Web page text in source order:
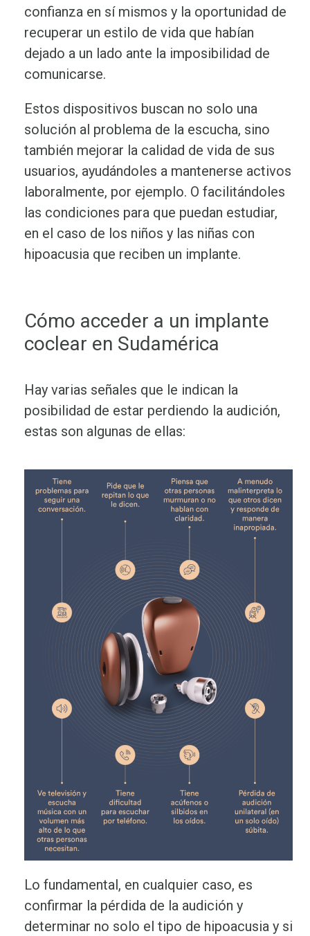
confianza en sí mismos y la oportunidad de
recuperar un estilo de vida que habían
dejado a un lado ante la imposibilidad de
comunicarse.
Estos dispositivos buscan no solo una
solución al problema de la escucha, sino
también mejorar la calidad de vida de sus
usuarios, ayudándoles a mantenerse activos
laboralmente, por ejemplo. O facilitándoles
las condiciones para que puedan estudiar,
en el caso de los niños y las niñas con
hipoacusia que reciben un implante.
Cómo acceder a un implante
coclear en Sudamérica
Hay varias señales que le indican la
posibilidad de estar perdiendo la audición,
estas son algunas de ellas:
Lo fundamental, en cualquier caso, es
confirmar la pérdida de la audición y
determinar no solo el tipo de hipoacusia y si